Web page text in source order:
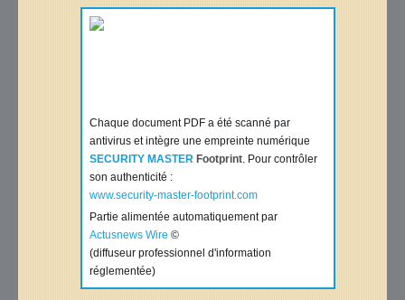
Chaque document PDF a été scanné par
antivirus et intègre une empreinte numérique
SECURITY MASTER Footprint. Pour contrôler
son authenticité :
www.security-master-footprint.com
Partie alimentée automatiquement par
Actusnews Wire ©
(diffuseur professionnel d'information
réglementée)